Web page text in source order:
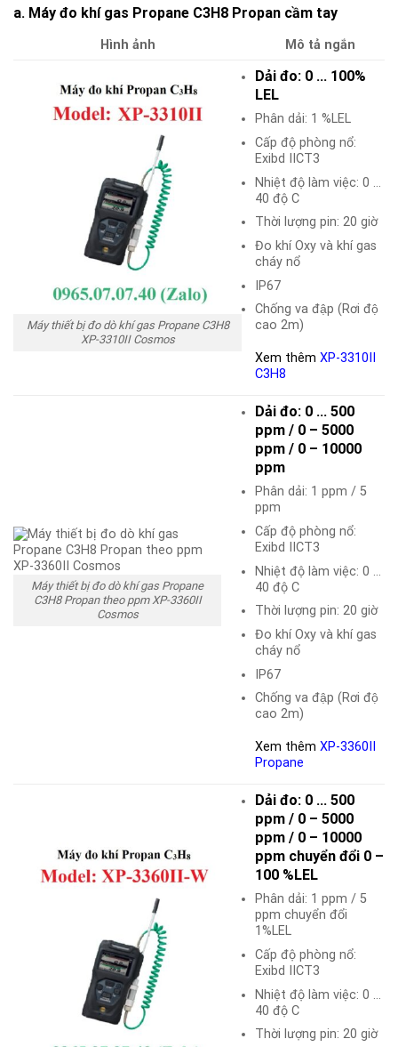
a. Máy đo khí gas Propane C3H8 Propan cầm tay
Hình ảnh Mô tả ngắn
Máy thiết bị đo dò khí gas Propane C3H8
XP-3310II Cosmos
Dải đo: 0 … 100%
LEL
Phân dải: 1 %LEL
Cấp độ phòng nổ:
Exibd IICT3
Nhiệt độ làm việc: 0 …
40 độ C
Thời lượng pin: 20 giờ
Đo khí Oxy và khí gas
cháy nổ
IP67
Chống va đập (Rơi độ
cao 2m)
Xem thêmXP-3310II
C3H8
Máy thiết bị đo dò khí gas Propane
C3H8 Propan theo ppm XP-3360II
Cosmos
Dải đo: 0 … 500
ppm / 0 – 5000
ppm / 0 – 10000
ppm
Phân dải: 1 ppm / 5
ppm
Cấp độ phòng nổ:
Exibd IICT3
Nhiệt độ làm việc: 0 …
40 độ C
Thời lượng pin: 20 giờ
Đo khí Oxy và khí gas
cháy nổ
IP67
Chống va đập (Rơi độ
cao 2m)
Xem thêmXP-3360II
Propane
Dải đo: 0 … 500
ppm / 0 – 5000
ppm / 0 – 10000
ppm chuyển đổi 0 –
100 %LEL
Phân dải: 1 ppm / 5
ppm chuyển đổi
1%LEL
Cấp độ phòng nổ:
Exibd IICT3
Nhiệt độ làm việc: 0 …
40 độ C
Thời lượng pin: 20 giờ